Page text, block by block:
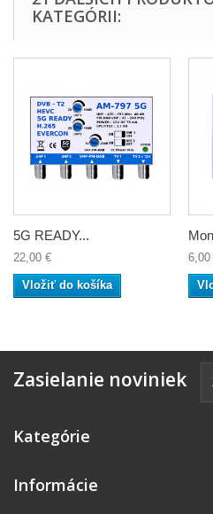
KATEGÓRII:
5G READY...
22,00 €
Vložiť do košíka
6,00
Zasielanie noviniek
Kategórie
Informácie